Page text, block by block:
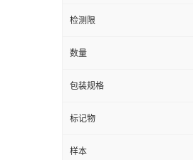
检测限
数量
包装规格
标记物
样本